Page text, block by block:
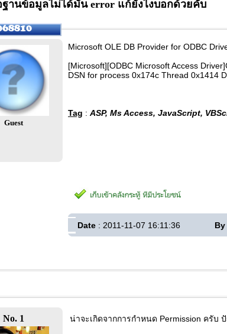
านข้อมูลไม่ได้มัน error แก้ยังไงบอกด้วยคับ
Guest
Microsoft OLE DB Provider for ODBC
[Microsoft][ODBC Microsoft Access
DSN for process 0x174c Thread 0x1414
Tag : ASP, Ms Access, JavaScript,
Date : 2011-11-07 16:11:36 By
No. 1 น่าจะเกิดจากการกำหนด Permission ครับ